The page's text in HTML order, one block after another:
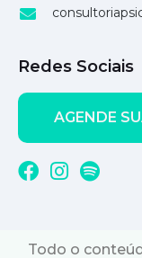
Redes Sociais
AGENDE
Todo o